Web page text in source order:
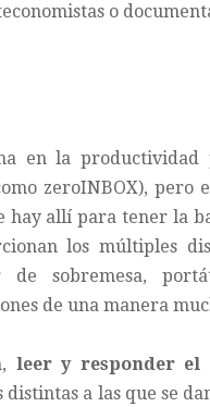
o
en la
zeroINBOX), pero
hay allí para tener la
los múltiples
de sobremesa,
de una manera
leer y responder el
distintas a las que se